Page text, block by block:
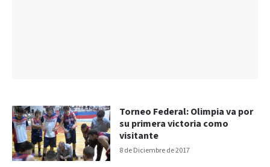
8 de Diciembre de 2017
Torneo Federal: Olimpia va por
su primera victoria como
visitante